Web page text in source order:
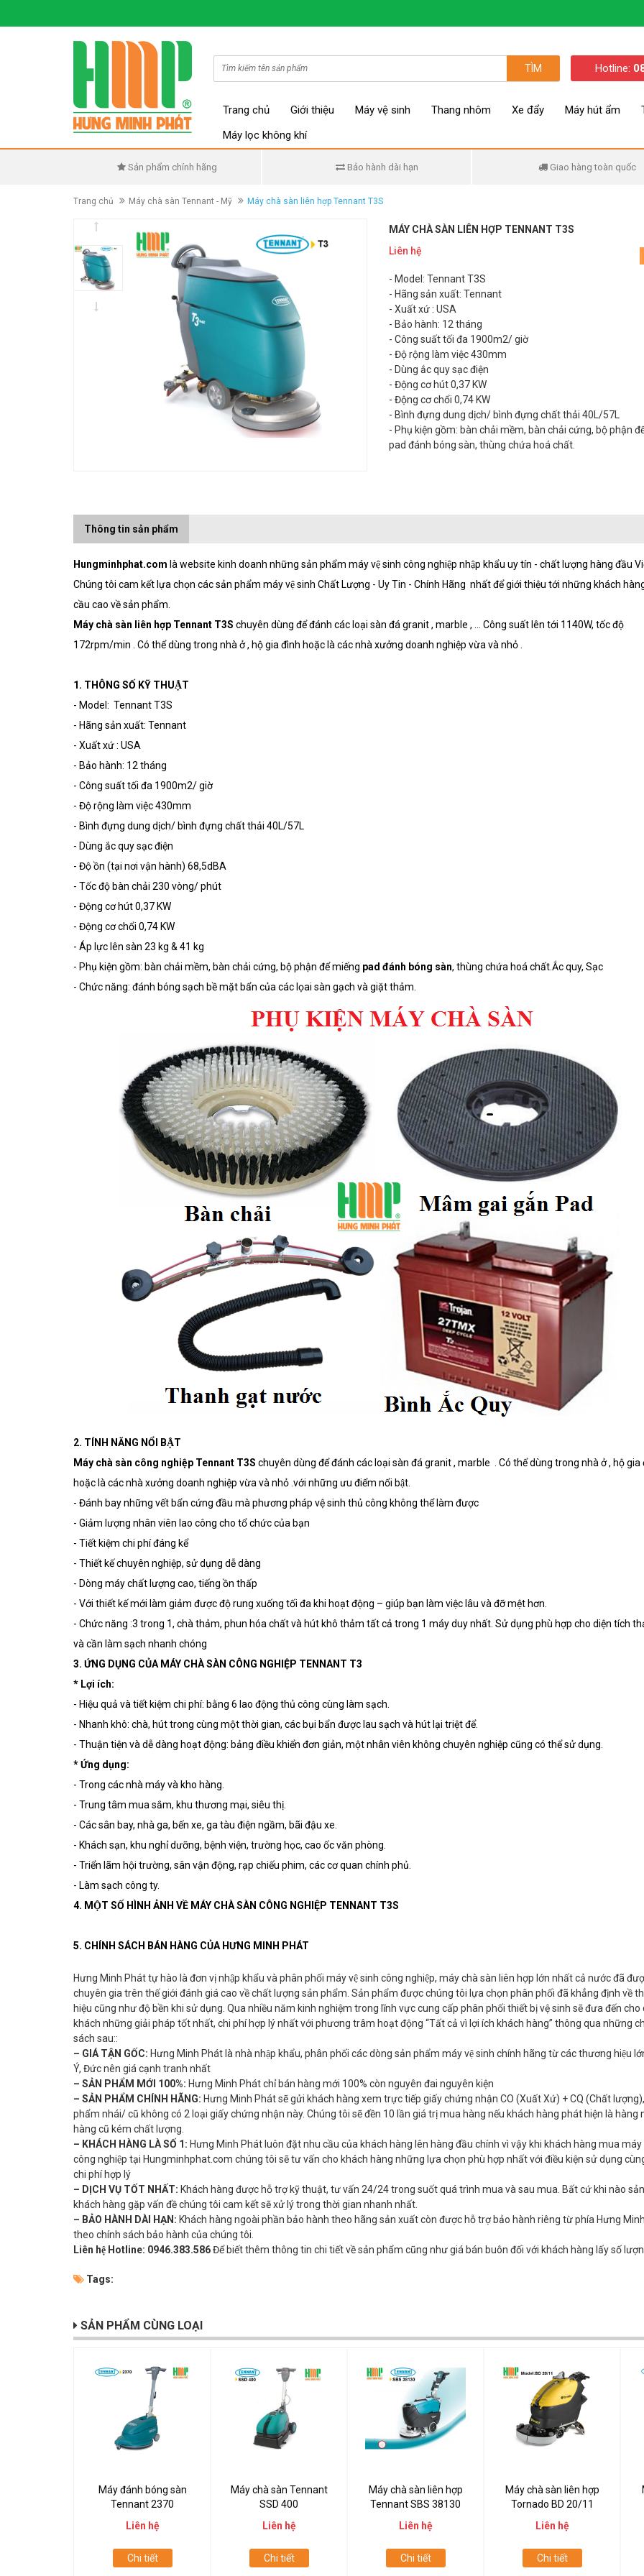
TÌM Hotline:
Trang chủ Giới thiệu Máy vệ sinh Thang nhôm Xe đẩy Máy hút ẩm
Máy lọc không khí
Sản phẩm chính hãng Bảo hành dài hạn Giao hàng toàn quốc
Trang chủ Máy chà sàn Tennant - Mỹ Máy chà sàn liên hợp Tennant T3S
MÁY CHÀ SÀN LIÊN HỢP TENNANT T3S
Liên hệ
- Model: Tennant T3S
- Hãng sản xuất: Tennant
- Xuất xứ : USA
- Bảo hành: 12 tháng
- Công suất tối đa 1900m2/ giờ
- Độ rộng làm việc 430mm
- Dùng ắc quy sạc điện
- Động cơ hút 0,37 KW
- Động cơ chổi 0,74 KW
- Bình đựng dung dịch/ bình đựng chất thải 40L/57L
- Phụ kiện gồm: bàn chải mềm, bàn chải cứng, bộ phận
pad đánh bóng sàn, thùng chứa hoá chất.
Thông tin sản phẩm
Hungminhphat.com là website kinh doanh những sản phẩm máy vệ sinh công nghiệp nhập khẩu uy tín - chất lượng hàng đầu
Chúng tôi cam kết lựa chọn các sản phẩm máy vệ sinh Chất Lượng - Uy Tin - Chính Hãng nhất để giới thiệu tới những khách
cầu cao về sản phẩm.
Máy chà sàn liên hợp Tennant T3S chuyên dùng để đánh các loại sàn đá granit , marble , ... Công suất lên tới 1140W, tốc độ
172rpm/min . Có thể dùng trong nhà ở , hộ gia đình hoặc là các nhà xưởng doanh nghiệp vừa và nhỏ .
1. THÔNG SỐ KỸ THUẬT
- Model: Tennant T3S
- Hãng sản xuất: Tennant
- Xuất xứ : USA
- Bảo hành: 12 tháng
- Công suất tối đa 1900m2/ giờ
- Độ rộng làm việc 430mm
- Bình đựng dung dịch/ bình đựng chất thải 40L/57L
- Dùng ắc quy sạc điện
- Độ ồn (tại nơi vận hành) 68,5dBA
- Tốc độ bàn chải 230 vòng/ phút
- Động cơ hút 0,37 KW
- Động cơ chổi 0,74 KW
- Áp lực lên sàn 23 kg & 41 kg
- Phụ kiện gồm: bàn chải mềm, bàn chải cứng, bộ phận để miếng pad đánh bóng sàn, thùng chứa hoá chất.Ắc quy, Sạc
- Chức năng: đánh bóng sạch bề mặt bẩn của các lọai sàn gạch và giặt thảm.
2. TÍNH NĂNG NỔI BẬT
Máy chà sàn công nghiệp Tennant T3S chuyên dùng để đánh các loại sàn đá granit , marble . Có thể dùng trong nhà ở , hộ gia
hoặc là các nhà xưởng doanh nghiệp vừa và nhỏ .với những ưu điểm nổi bật.
- Đánh bay những vết bẩn cứng đầu mà phương pháp vệ sinh thủ công không thể làm được
- Giảm lượng nhân viên lao công cho tổ chức của bạn
- Tiết kiệm chi phí đáng kể
- Thiết kế chuyên nghiệp, sử dụng dễ dàng
- Dòng máy chất lượng cao, tiếng ồn thấp
- Với thiết kế mới làm giảm được độ rung xuống tối đa khi hoạt động – giúp bạn làm việc lâu và đỡ mệt hơn.
- Chức năng :3 trong 1, chà thảm, phun hóa chất và hút khô thảm tất cả trong 1 máy duy nhất. Sử dụng phù hợp cho diện tích
và cần làm sạch nhanh chóng
3. ỨNG DỤNG CỦA MÁY CHÀ SÀN CÔNG NGHIỆP TENNANT T3
* Lợi ích:
- Hiệu quả và tiết kiệm chi phí: bằng 6 lao động thủ công cùng làm sạch.
- Nhanh khô: chà, hút trong cùng một thời gian, các bụi bẩn được lau sạch và hút lại triệt để.
- Thuận tiện và dễ dàng hoạt động: bảng điều khiển đơn giản, một nhân viên không chuyên nghiệp cũng có thể sử dụng.
* Ứng dụng:
- Trong các nhà máy và kho hàng.
- Trung tâm mua sắm, khu thương mại, siêu thị.
- Các sân bay, nhà ga, bến xe, ga tàu điện ngầm, bãi đậu xe.
- Khách sạn, khu nghỉ dưỡng, bệnh viện, trường học, cao ốc văn phòng.
- Triển lãm hội trường, sân vận động, rạp chiếu phim, các cơ quan chính phủ.
- Làm sạch công ty.
4. MỘT SỐ HÌNH ẢNH VỀ MÁY CHÀ SÀN CÔNG NGHIỆP TENNANT T3S
5. CHÍNH SÁCH BÁN HÀNG CỦA HƯNG MINH PHÁT
Hưng Minh Phát tự hào là đơn vị nhập khẩu và phân phối máy vệ sinh công nghiệp, máy chà sàn liên hợp lớn nhất cả nước đã
chuyên gia trên thế giới đánh giá cao về chất lượng sản phẩm. Sản phẩm được chúng tôi lựa chọn phân phối đã khẳng định về
hiệu cũng như độ bền khi sử dụng. Qua nhiều năm kinh nghiệm trong lĩnh vực cung cấp phân phối thiết bị vệ sinh sẽ đưa đến cho
khách những giải pháp tốt nhất, chi phí hợp lý nhất với phương trâm hoạt động “Tất cả vì lợi ích khách hàng” thông qua những
sách sau::
– GIÁ TẬN GỐC: Hưng Minh Phát là nhà nhập khẩu, phân phối các dòng sản phẩm máy vệ sinh chính hãng từ các thương hiệu
Ý, Đức nên giá cạnh tranh nhất
– SẢN PHẨM MỚI 100%: Hưng Minh Phát chỉ bán hàng mới 100% còn nguyên đai nguyên kiện
– SẢN PHẨM CHÍNH HÃNG: Hưng Minh Phát sẽ gửi khách hàng xem trực tiếp giấy chứng nhận CO (Xuất Xứ) + CQ (Chất
phẩm nhái/ cũ không có 2 loại giấy chứng nhận này. Chúng tôi sẽ đền 10 lần giá trị mua hàng nếu khách hàng phát hiện là hàng
hàng cũ kém chất lượng.
– KHÁCH HÀNG LÀ SỐ 1: Hưng Minh Phát luôn đặt nhu cầu của khách hàng lên hàng đầu chính vì vậy khi khách hàng mua máy
công nghiệp tại Hungminhphat.com chúng tôi sẽ tư vấn cho khách hàng những lựa chọn phù hợp nhất với điều kiện sử dụng
chi phí hợp lý
– DỊCH VỤ TỐT NHẤT: Khách hàng được hỗ trợ kỹ thuật, tư vấn 24/24 trong suốt quá trình mua và sau mua. Bất cứ khi nào
khách hàng gặp vấn đề chúng tôi cam kết sẽ xử lý trong thời gian nhanh nhất.
– BẢO HÀNH DÀI HẠN: Khách hàng ngoài phần bảo hành theo hãng sản xuất còn được hỗ trợ bảo hành riêng từ phía Hưng
theo chính sách bảo hành của chúng tôi.
Liên hệ Hotline: 0946.383.586Để biết thêm thông tin chi tiết về sản phẩm cũng như giá bán buôn đối với khách hàng lấy số
Tags:
SẢN PHẨM CÙNG LOẠI
Máy đánh bóng sàn
Tennant 2370
Liên hệ
Chi tiết
Máy chà sàn Tennant
SSD 400
Liên hệ
Chi tiết
Máy chà sàn liên hợp
Tennant SBS 38130
Liên hệ
Chi tiết
Máy chà sàn liên hợp
Tornado BD 20/11
Liên hệ
Chi tiết